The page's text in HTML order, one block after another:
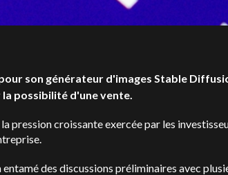
son générateur d'images Stable
possibilité d'une vente.
pression croissante exercée par les
des discussions préliminaires avec